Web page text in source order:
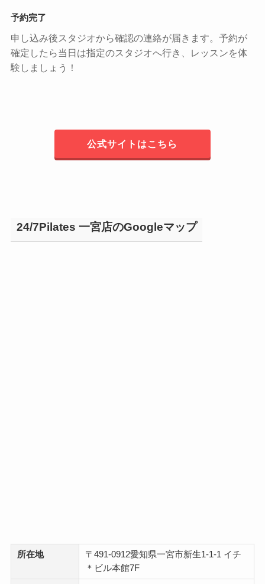
予約完了
申し込み後スタジオから確認の連絡が届きます。予約が
確定したら当日は指定のスタジオへ行き、レッスンを体
験しましょう！
公式サイトはこちら
24/7Pilates 一宮店のGoogleマップ
所在地
〒491-0912愛知県一宮市新生1-1-1 イチ
＊ビル本館7F